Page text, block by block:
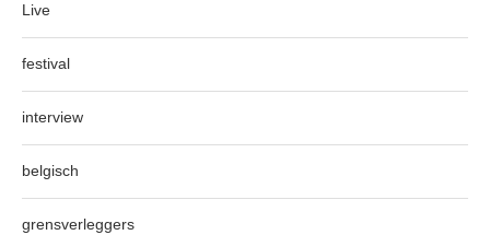
Live
festival
interview
belgisch
grensverleggers